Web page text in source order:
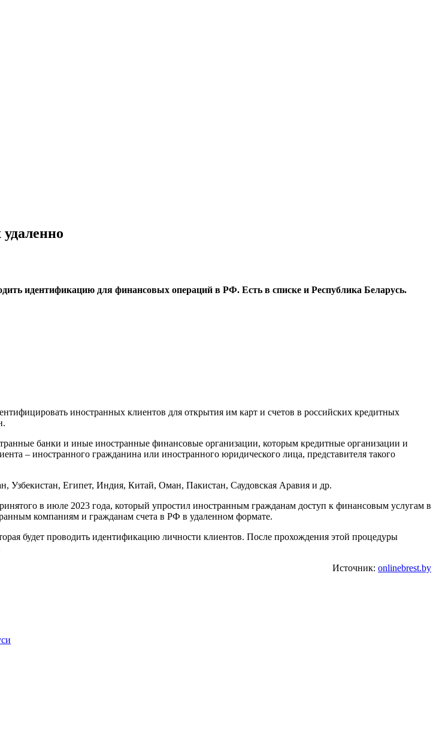
идентификацию для финансовых операций в РФ. Есть в списке и Республика Беларусь.
иностранных клиентов для открытия им карт и счетов в российских кредитных
банки и иные иностранные финансовые организации, которым кредитные организации и
– иностранного гражданина или иностранного юридического лица, представителя такого
Узбекистан, Египет, Индия, Китай, Оман, Пакистан, Саудовская Аравия и др.
в июле 2023 года, который упростил иностранным гражданам доступ к финансовым услугам в
компаниям и гражданам счета в РФ в удаленном формате.
будет проводить идентификацию личности клиентов. После прохождения этой процедуры
Источник: onlinebrest.by